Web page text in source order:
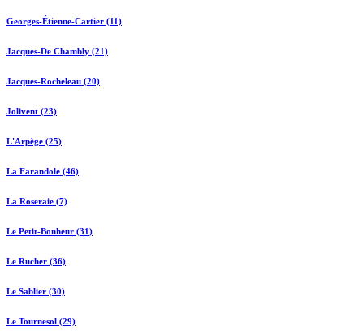
Georges-Étienne-Cartier (11)
Jacques-De Chambly (21)
Jacques-Rocheleau (20)
Jolivent (23)
L'Arpège (25)
La Farandole (46)
La Roseraie (7)
Le Petit-Bonheur (31)
Le Rucher (36)
Le Sablier (30)
Le Tournesol (29)